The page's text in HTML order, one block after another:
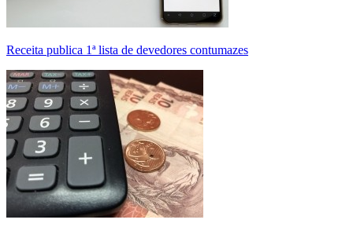
Receita publica 1ª lista de devedores contumazes